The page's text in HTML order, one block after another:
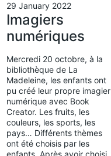
29 January 2022
Imagiers
numériques
Mercredi 20 octobre, à la
bibliothèque de La
Madeleine, les enfants ont
pu créé leur propre imagier
numérique avec Book
Creator. Les fruits, les
couleurs, les sports, les
pays… Différents thèmes
ont été choisis par les
enfants. Après avoir choisi